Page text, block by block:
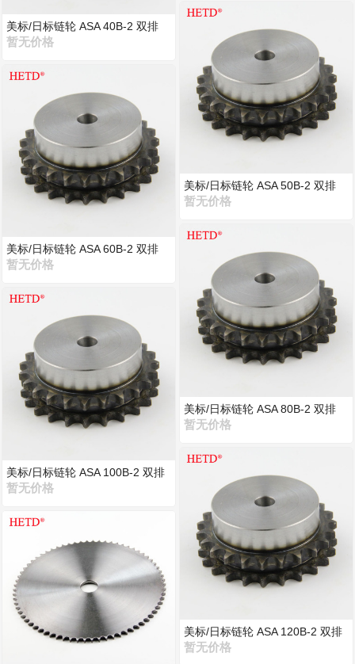
美标/日标链轮 ASA 40B-2 双排
暂无价格
美标/日标链轮 ASA 60B-2 双排
暂无价格
美标/日标链轮 ASA 100B-2 双排
暂无价格
美标/日标链轮 ASA 50B-2 双排
暂无价格
美标/日标链轮 ASA 80B-2 双排
暂无价格
美标/日标链轮 ASA 120B-2 双排
暂无价格